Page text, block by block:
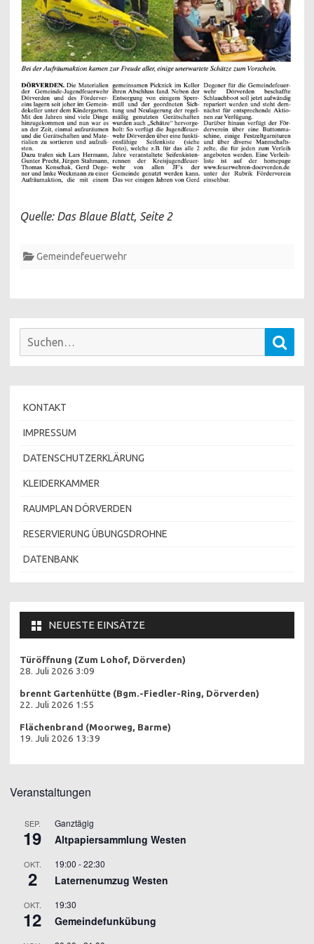
Quelle: Das Blaue Blatt, Seite 2
Gemeindefeuerwehr
Suchen
KONTAKT
IMPRESSUM
DATENSCHUTZERKLÄRUNG
KLEIDERKAMMER
RAUMPLAN DÖRVERDEN
RESERVIERUNG ÜBUNGSDROHNE
DATENBANK
NEUESTE EINSÄTZE
Türöffnung (Zum Lohof, Dörverden)
28. Juli 2026 3:09
brennt Gartenhütte (Bgm.-Fiedler-Ring, Dörverden)
22. Juli 2026 1:55
Flächenbrand (Moorweg, Barme)
19. Juli 2026 13:39
Veranstaltungen
SEP.
19
Ganztägig
Altpapiersammlung Westen
OKT.
2
19:00 -22:30
Laternenumzug Westen
OKT.
12
19:30
Gemeindefunkübung